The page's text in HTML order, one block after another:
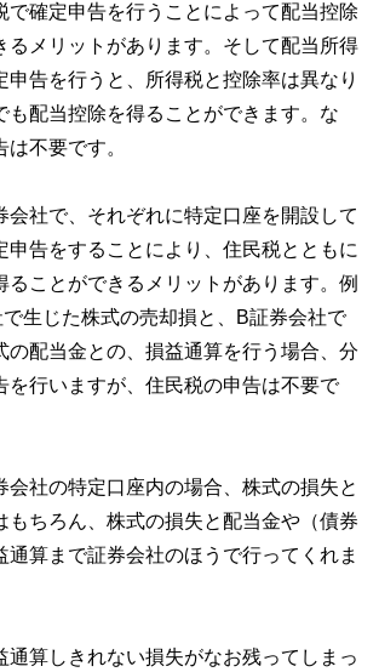
で確定申告を行うことによって配当控除
るメリットがあります。そして配当所得
申告を行うと、所得税と控除率は異なり
も配当控除を得ることができます。な
不要です。
会社で、それぞれに特定口座を開設して
申告をすることにより、住民税とともに
ることができるメリットがあります。例
生じた株式の売却損と、B証券会社で
の配当金との、損益通算を行う場合、分
を行いますが、住民税の申告は不要で
会社の特定口座内の場合、株式の損失と
もちろん、株式の損失と配当金や（債券
通算まで証券会社のほうで行ってくれま
通算しきれない損失がなお残ってしまっ